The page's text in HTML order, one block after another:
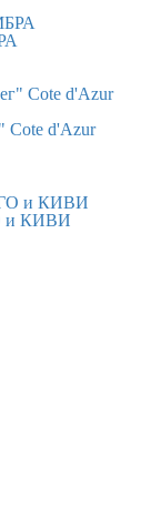
Cote d'Azur
и КИВИ